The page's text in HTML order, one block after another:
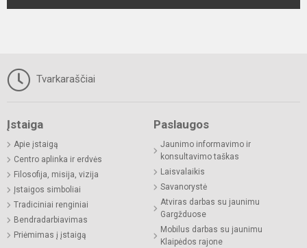
Tvarkaraščiai
Įstaiga
Apie įstaigą
Centro aplinka ir erdvės
Filosofija, misija, vizija
Įstaigos simboliai
Tradiciniai renginiai
Bendradarbiavimas
Priėmimas į įstaigą
Paslaugos
Jaunimo informavimo ir
konsultavimo taškas
Laisvalaikis
Savanorystė
Atviras darbas su jaunimu
Gargžduose
Mobilus darbas su jaunimu
Klaipėdos rajone